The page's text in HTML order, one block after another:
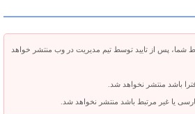
شما، پس از تایید توسط تیم مدیریت در وب منتشر خواهد
باشد منتشر نخواهد شد.
یا غیر مرتبط باشد منتشر نخواهد شد.